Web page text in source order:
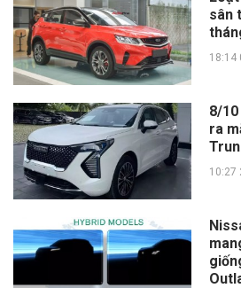
sân
18:14
8/
ra
10:27